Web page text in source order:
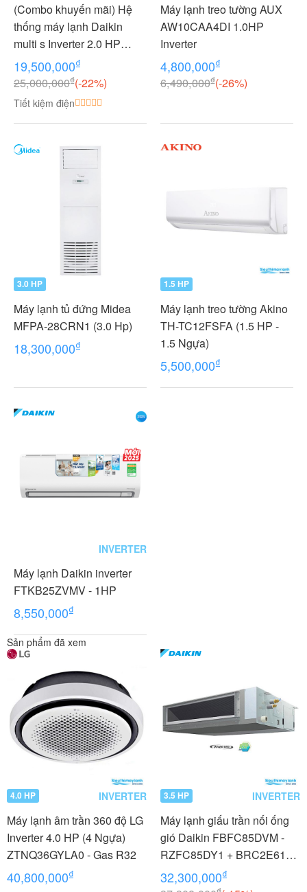
(Combo khuyến mãi) Hệ
thống máy lạnh Daikin
multi s Inverter 2.0 HP
(2HP Ngựa) - 1 dàn nóng 2
dàn lạnh (1.0 + 1.0 HP (1
Ngựa) MKC50RVMV-
CTKC25RVMV+CTKC25R
19,500,000₫
25,000,000₫(-22%)
Tiết kiệm điện
Máy lạnh treo tường AUX
AW10CAA4DI 1.0HP
Inverter
4,800,000₫
6,490,000₫(-26%)
3.0 HP
Máy lạnh tủ đứng Midea
MFPA-28CRN1 (3.0 Hp)
18,300,000₫
1.5 HP
Máy lạnh treo tường Akino
TH-TC12FSFA (1.5 HP -
1.5 Ngựa)
5,500,000₫
INVERTER
Máy lạnh Daikin inverter
FTKB25ZVMV - 1HP
8,550,000₫
Sản phẩm đã xem
4.0 HP INVERTER
Máy lạnh âm trần 360 độ LG
Inverter 4.0 HP (4 Ngựa)
ZTNQ36GYLA0 - Gas R32
40,800,000₫
3.5 HP INVERTER
Máy lạnh giấu trần nối ống
gió Daikin FBFC85DVM -
RZFC85DY1 + BRC2E61
3.5 HP (3.5 Ngựa) Inverter -
3 pha
32,300,000₫